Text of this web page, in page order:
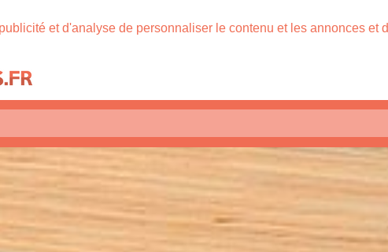
et d'analyse de personnaliser le contenu et les annonces et